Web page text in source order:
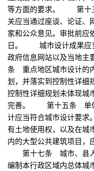
等方面的要求。 第十
关应当通过座谈、论证、
家和公众意见。审批前应
日。 城市设计成果应
政府信息网站以及当地
条 重点地区城市设计的
划，并落实到控制性详
控制性详细规划未体现城
完善。 第十五条 单体
计应当符合城市设计要
有土地使用权，以及在城
内的大型公共建筑项目，
第十七条 城市、县人
编制本行政区域内总体城